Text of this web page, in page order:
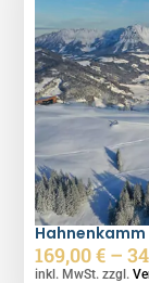
169,00€ –
inkl. MwSt. zzgl.